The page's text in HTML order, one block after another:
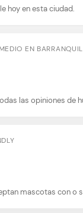
hoy en esta ciudad.
EN
las opiniones de
mascotas con o